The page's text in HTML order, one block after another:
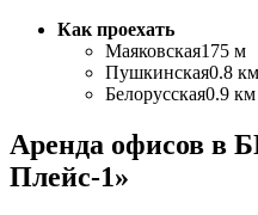
Как проехать
Маяковская175 м
Пушкинская0.8 км
Белорусская0.9 км
Аренда офисов в
Плейс-1»